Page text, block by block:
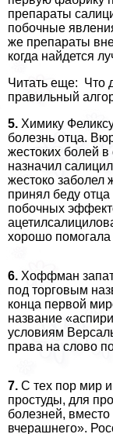
препараты
побочные
же препараты
когда найдется
Читать еще: Что
правильный
5. Химику
болезнь отца.
жестоких болей в
назначил
жестоко заболел
принял беду
побочных
хорошо помогала
6. Хоффман
под торговым
конца первой
название
условиям
права на слово
7. С тех пор мир и
простуды, для
болезней, вместо
вчерашнего».